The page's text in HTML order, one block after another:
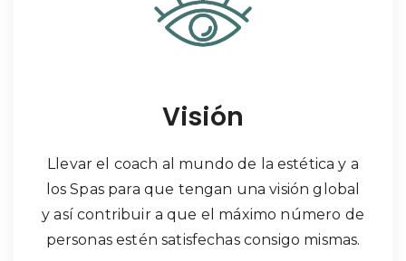
Visión
Llevar el coach al mundo de la estética y a
los Spas para que tengan una visión global
y así contribuir a que el máximo número de
personas estén satisfechas consigo mismas.